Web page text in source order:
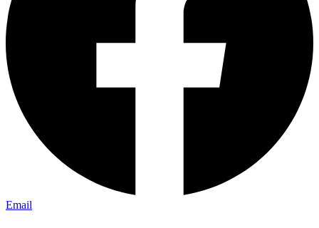
Email